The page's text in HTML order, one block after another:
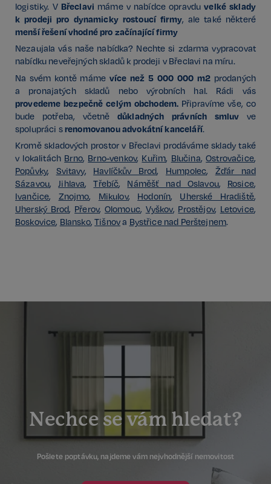
logistiky. V Břeclavi máme v nabídce opravduvelké sklady
k prodeji pro dynamicky rostoucí firmy, ale také některé
menší řešení vhodné pro začínající firmy
Nezaujala vás naše nabídka? Nechte si zdarma vypracovat
nabídku neveřejných skladů k prodeji v Břeclavi na míru.
Na svém kontě máme více než 5 000 000 m2 prodaných
a pronajatých skladů nebo výrobních hal. Rádi vás
provedeme bezpečně celým obchodem. Připravíme vše, co
bude potřeba, včetně důkladných právních smluv ve
spolupráci srenomovanou advokátní kanceláří.
Kromě skladových prostor v Břeclavi prodáváme sklady také
v lokalitách Brno, Brno-venkov, Kuřim, Blučina,Ostrovačice,
Popůvky, Svitavy, Havlíčkův Brod, Humpolec, Žďár nad
Sázavou,Jihlava,Třebíč, Náměšť nad Oslavou, Rosice,
Ivančice, Znojmo, Mikulov, Hodonín, Uherské Hradiště,
Uherský Brod, Přerov, Olomouc, Vyškov, Prostějov, Letovice,
Boskovice, Blansko,Tišnova Bystřice nad Perštejnem.
Nechce se vám hledat?
Pošlete poptávku, najdeme vám nejvhodnější nemovitost